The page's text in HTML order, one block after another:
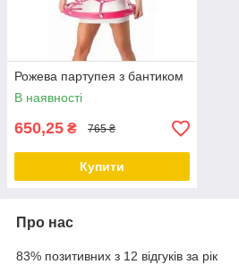
Рожева партупея з бантиком
В наявності
650,25 ₴ 765 ₴
Купити
Про нас
83% позитивних з 12 відгуків за рік